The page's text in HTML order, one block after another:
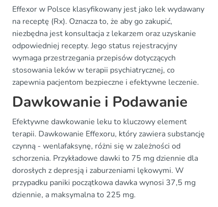
Effexor w Polsce klasyfikowany jest jako lek wydawany
na receptę (Rx). Oznacza to, że aby go zakupić,
niezbędna jest konsultacja z lekarzem oraz uzyskanie
odpowiedniej recepty. Jego status rejestracyjny
wymaga przestrzegania przepisów dotyczących
stosowania leków w terapii psychiatrycznej, co
zapewnia pacjentom bezpieczne i efektywne leczenie.
Dawkowanie i Podawanie
Efektywne dawkowanie leku to kluczowy element
terapii. Dawkowanie Effexoru, który zawiera substancję
czynną - wenlafaksynę, różni się w zależności od
schorzenia. Przykładowe dawki to 75 mg dziennie dla
dorosłych z depresją i zaburzeniami lękowymi. W
przypadku paniki początkowa dawka wynosi 37,5 mg
dziennie, a maksymalna to 225 mg.